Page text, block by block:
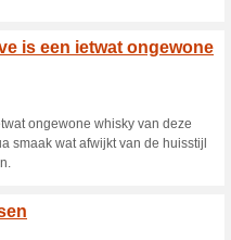
met whisky
Label van
10